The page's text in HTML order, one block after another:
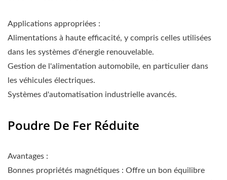
Applications appropriées :
Alimentations à haute efficacité, y compris celles utilisées
dans les systèmes d'énergie renouvelable.
Gestion de l'alimentation automobile, en particulier dans
les véhicules électriques.
Systèmes d'automatisation industrielle avancés.
Poudre De Fer Réduite
Avantages :
Bonnes propriétés magnétiques : Offre un bon équilibre